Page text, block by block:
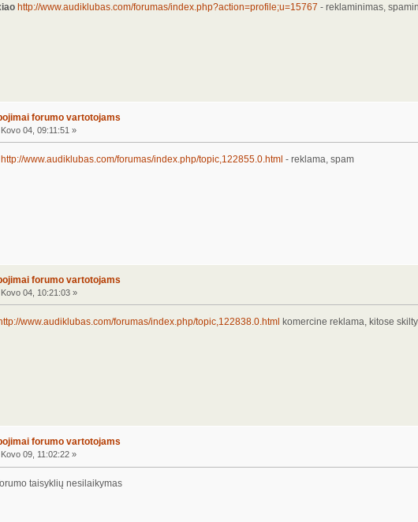
http://www.audiklubas.com/forumas/index.php?action=profile;u=15767 - reklaminimas,
forumo vartotojams
04, 09:11:51 »
http://www.audiklubas.com/forumas/index.php/topic,122855.0.html - reklama, spam
forumo vartotojams
04, 10:21:03 »
www.audiklubas.com/forumas/index.php/topic,122838.0.html komercine reklama, kitose
forumo vartotojams
09, 11:02:22 »
taisyklių nesilaikymas